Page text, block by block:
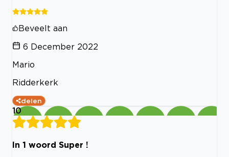
Beveelt aan
6 December 2022
Mario
Ridderkerk
delen
10
In 1 woord Super !